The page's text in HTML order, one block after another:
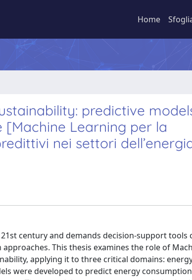
Home
predictive
Learning per la
nei settori
century and demands decision-support tools
This thesis examines the role of
applying it to three critical domains:
were developed to predict energy